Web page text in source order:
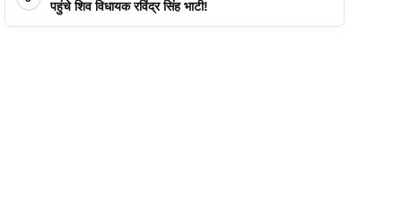
पहुंचे शिव विधायक रविंद्र सिंह भाटी!